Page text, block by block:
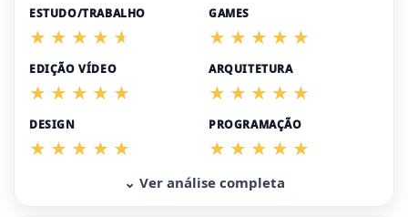
ESTUDO/TRABALHO GAMES
EDIÇÃO VÍDEO ARQUITETURA
DESIGN PROGRAMAÇÃO
⌄ Ver análise completa